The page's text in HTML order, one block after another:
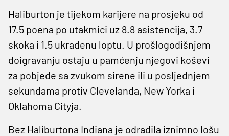
Haliburton je tijekom karijere na prosjeku od
17.5 poena po utakmici uz 8.8 asistencija, 3.7
skoka i 1.5 ukradenu loptu. U prošlogodišnjem
doigravanju ostaju u pamćenju njegovi koševi
za pobjede sa zvukom sirene ili u posljednjem
sekundama protiv Clevelanda, New Yorka i
Oklahoma Cityja.
Bez Haliburtona Indiana je odradila iznimno lošu